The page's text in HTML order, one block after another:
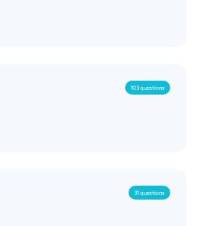
103 questions
31 questions